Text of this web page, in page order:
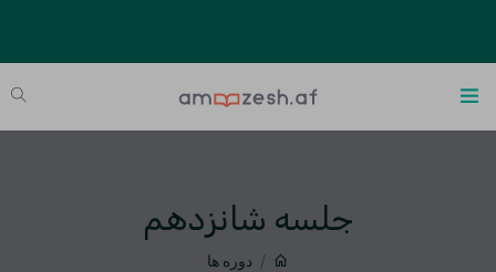
جلسه شانزدهم
دوره ها